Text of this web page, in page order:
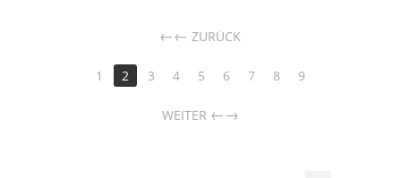
← ZURÜCK
1 2 3 4 5 6 7 8 9
WEITER →